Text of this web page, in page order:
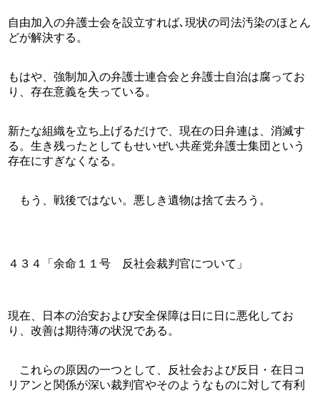
自由加入の弁護士会を設立すれば､現状の司法汚染のほとん
どが解決する。
もはや、強制加入の弁護士連合会と弁護士自治は腐ってお
り、存在意義を失っている。
新たな組織を立ち上げるだけで、現在の日弁連は、消滅す
る。生き残ったとしてもせいぜい共産党弁護士集団という
存在にすぎなくなる。
もう、戦後ではない。悪しき遺物は捨て去ろう。
４３４「余命１１号　反社会裁判官について」
現在、日本の治安および安全保障は日に日に悪化してお
り、改善は期待薄の状況である。
これらの原因の一つとして、反社会および反日・在日コ
リアンと関係が深い裁判官やそのようなものに対して有利